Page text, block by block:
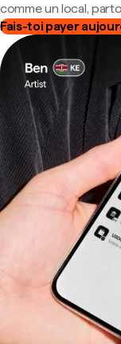
comme un local,
Fais-toi payer